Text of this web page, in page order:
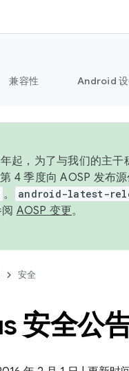
兼容性 Android 设
起，为了与我们的主
4 季度向 AOSP 发布
。 android-latest-
AOSP 变更。
安全
安全公